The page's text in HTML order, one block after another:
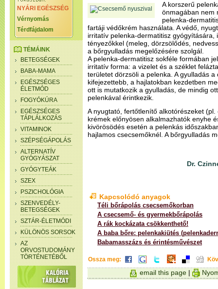
NYÁRI EGÉSZSÉG
Vérnyomás
Térdfájdalom
TÉMÁINK
BETEGSÉGEK
BABA-MAMA
EGÉSZSÉGES
ÉLETMÓD
FOGYÓKÚRA
EGÉSZSÉGES
TÁPLÁLKOZÁS
VITAMINOK
SZÉPSÉGÁPOLÁS
ALTERNATÍV
GYÓGYÁSZAT
GYÓGYTEÁK
SZEX
PSZICHOLÓGIA
SZENVEDÉLY-
BETEGSÉGEK
SZTÁR-ÉLETMÓDI
KÜLÖNÖS SORSOK
AZ
ORVOSTUDOMÁNY
TÖRTÉNETÉBŐL
A korszerű
önmagában nem
pelenka-
fartáji védőkrém használata. A védő,
irritatív pelenka-dermatitisz gyógyítására,
tényezőkkel (meleg, dörzsölődés,
a bőrgyulladás megelőzésére szolgál.
A pelenka-dermatitisz sokféle formában
irritatív forma: a vizelet és a széklet
területet dörzsöli a pelenka. A gyulladás
kifejezettebb, a hajlatokban kezdetben
ott is mutatkozik a gyulladás, de mindig
pelenkával érintkezik.
A nyugtató, fertőtlenítő alkotórészeket
krémek előnyösen alkalmazhatók enyhe
kivörösödés esetén a pelenkás
hajlamos csecsemőknél. A bőrgyulladás
Dr.
Kapcsolódó anyagok
Téli bőrápolás csecsemőkorban
A csecsemő- és gyermekbőrápolás
A rák kockázata csökkenthető!
A baba bőre: pelenkakiütés
Babamasszázs és érintésművészet
Ossza meg:
email this page |